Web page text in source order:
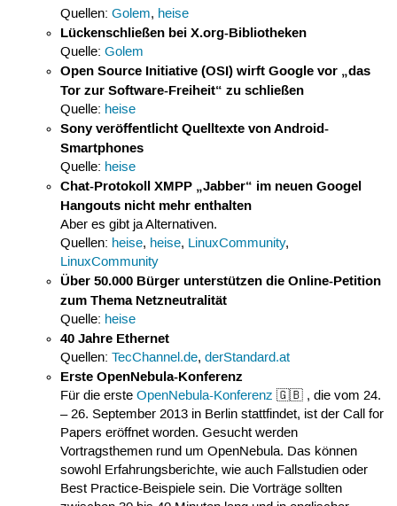
Quellen:Golem, heise
Lückenschließen bei X.org-Bibliotheken
Quelle:Golem
Open Source Initiative (OSI) wirft Google vor „das
Tor zur Software-Freiheit“ zu schließen
Quelle: heise
Sony veröffentlicht Quelltexte von Android-
Smartphones
Quelle: heise
Chat-Protokoll XMPP „Jabber“ im neuen Googel
Hangouts nicht mehr enthalten
Aber es gibt ja Alternativen.
Quellen: heise, heise, LinuxCommunity,
LinuxCommunity
Über 50.000 Bürger unterstützen die Online-Petition
zum Thema Netzneutralität
Quelle: heise
40 Jahre Ethernet
Quellen:TecChannel.de,derStandard.at
Erste OpenNebula-Konferenz
Für die ersteOpenNebula-Konferenz 🇬🇧 , die vom 24.
– 26. September 2013 in Berlin stattfindet, ist der Call for
Papers eröffnet worden. Gesucht werden
Vortragsthemen rund um OpenNebula. Das können
sowohl Erfahrungsberichte, wie auch Fallstudien oder
Best Practice-Beispiele sein. Die Vorträge sollten